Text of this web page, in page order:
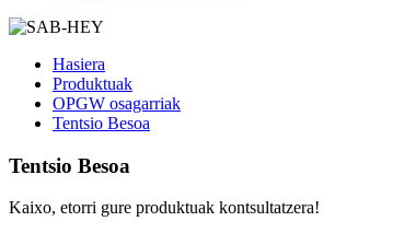
Hasiera
Produktuak
OPGW osagarriak
Tentsio Besoa
Tentsio Besoa
Kaixo, etorri gure produktuak kontsultatzera!